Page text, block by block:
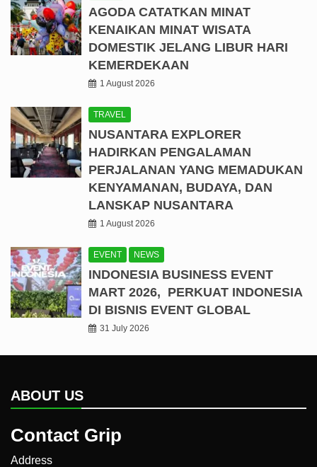
AGODA CATATKAN MINAT
KENAIKAN MINAT WISATA
DOMESTIK JELANG LIBUR HARI
KEMERDEKAAN
1 August 2026
TRAVEL
NUSANTARA EXPLORER
HADIRKAN PENGALAMAN
PERJALANAN YANG MEMADUKAN
KENYAMANAN, BUDAYA, DAN
LANSKAP NUSANTARA
1 August 2026
EVENT NEWS
INDONESIA BUSINESS EVENT
MART 2026, PERKUAT INDONESIA
DI BISNIS EVENT GLOBAL
31 July 2026
ABOUT US
Contact Grip
Address